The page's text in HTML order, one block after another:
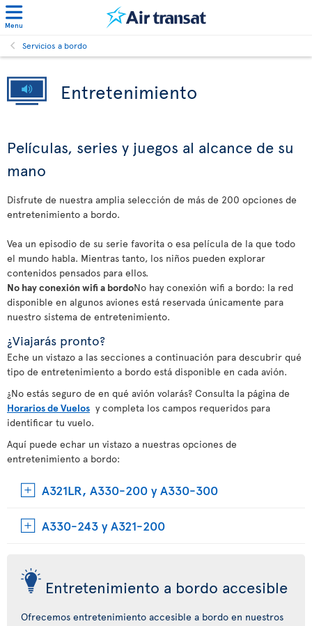
Menu
Servicios a bordo
Entretenimiento
Películas, series y juegos al alcance de su
mano
Disfrute de nuestra amplia selección de más de 200 opciones de
entretenimiento a bordo.
Vea un episodio de su serie favorita o esa película de la que todo
el mundo habla. Mientras tanto, los niños pueden explorar
contenidos pensados para ellos.
No hay conexión wifi a bordoNo hay conexión wifi a bordo: la red
disponible en algunos aviones está reservada únicamente para
nuestro sistema de entretenimiento.
¿Viajarás pronto?
Eche un vistazo a las secciones a continuación para descubrir qué
tipo de entretenimiento a bordo está disponible en cada avión.
¿No estás seguro de en qué avión volarás? Consulta la página de
Horarios de Vuelos y completa los campos requeridos para
identificar tu vuelo.
Aquí puede echar un vistazo a nuestras opciones de
entretenimiento a bordo:
A321LR, A330-200 y A330-300
A330-243 y A321-200
Entretenimiento a bordo accesible
Ofrecemos entretenimiento accesible a bordo en nuestros